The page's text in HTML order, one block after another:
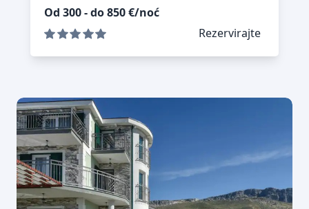
Od 300 - do 850 €/noć
Rezervirajte